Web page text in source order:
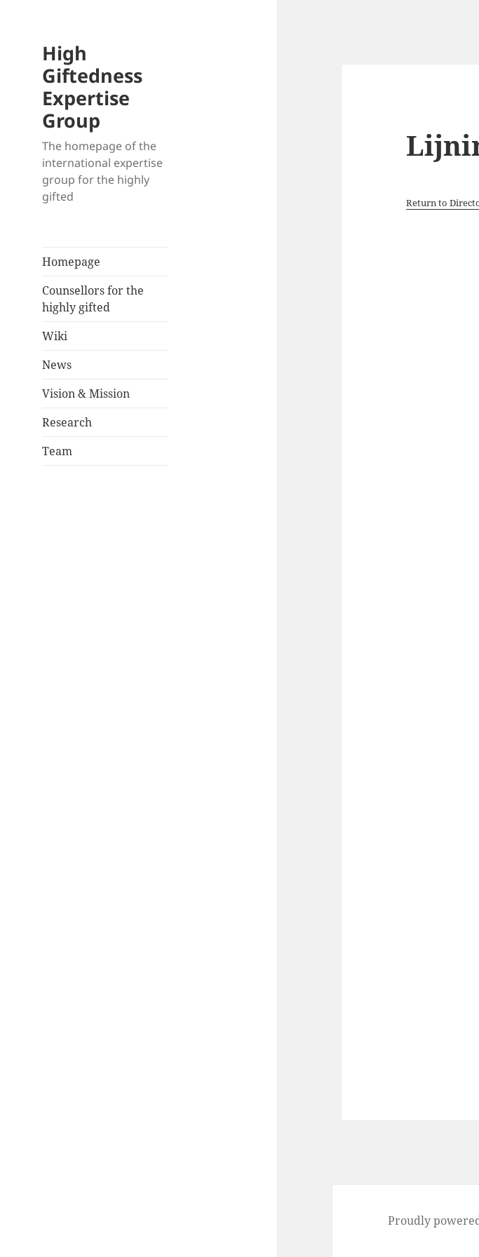
High
Giftedness
Expertise
Group
The homepage of the
international expertise
group for the highly
gifted
Homepage
Counsellors for the
highly gifted
Wiki
News
Vision & Mission
Research
Team
Return to
Proudly